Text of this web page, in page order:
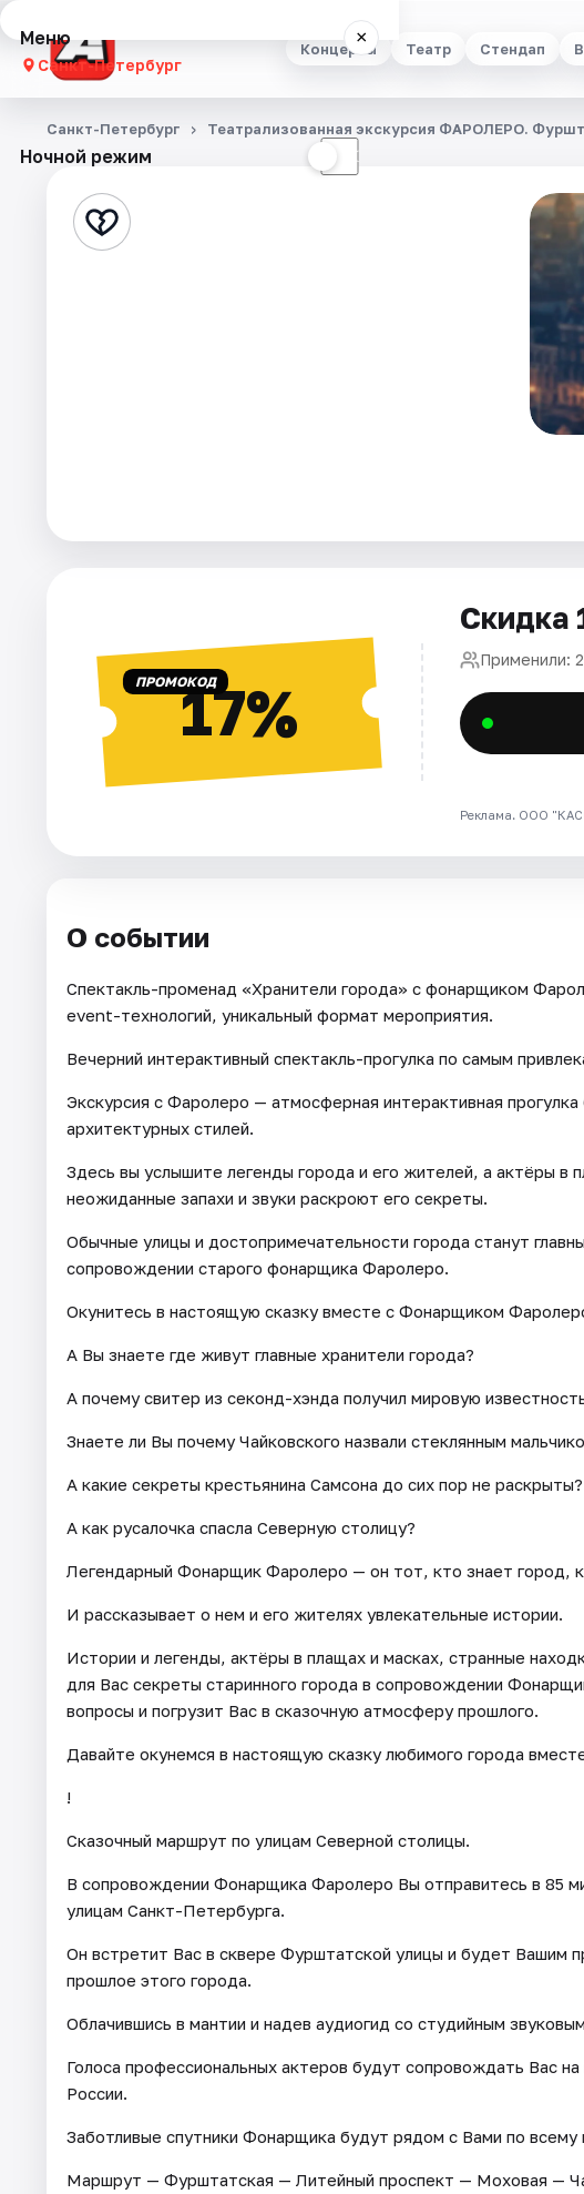
Концерты Театр Стендап
Меню ×
Санкт-Петербург
Концерты
Стендап
Артисты
Рейтинги
Ночной режим ☾
Санкт-Петербург Театрализованная экскурсия ФАРОЛЕРО.
ПРОМОКОД17%
Скидка
Применили:
Реклама. ООО
О событии
Спектакль-променад «Хранители города» с фонарщиком
event-технологий, уникальный формат мероприятия.
Вечерний интерактивный спектакль-прогулка по самым
Экскурсия с Фаролеро — атмосферная интерактивная прогулка
архитектурных стилей.
Здесь вы услышите легенды города и его жителей, а актёры в
неожиданные запахи и звуки раскроют его секреты.
Обычные улицы и достопримечательности города станут
сопровождении старого фонарщика Фаролеро.
Окунитесь в настоящую сказку вместе с Фонарщиком
А Вы знаете где живут главные хранители города?
А почему свитер из секонд-хэнда получил мировую
Знаете ли Вы почему Чайковского назвали стеклянным
А какие секреты крестьянина Самсона до сих пор не раскрыты?
А как русалочка спасла Северную столицу?
Легендарный Фонарщик Фаролеро — он тот, кто знает город,
И рассказывает о нем и его жителях увлекательные истории.
Истории и легенды, актёры в плащах и масках, странные
для Вас секреты старинного города в сопровождении
вопросы и погрузит Вас в сказочную атмосферу прошлого.
Давайте окунемся в настоящую сказку любимого города
!
Сказочный маршрут по улицам Северной столицы.
В сопровождении Фонарщика Фаролеро Вы отправитесь в 85
улицам Санкт-Петербурга.
Он встретит Вас в сквере Фурштатской улицы и будет Вашим
прошлое этого города.
Облачившись в мантии и надев аудиогид со студийным
Голоса профессиональных актеров будут сопровождать Вас
России.
Заботливые спутники Фонарщика будут рядом с Вами по всему
Маршрут — Фурштатская — Литейный проспект — Моховая —